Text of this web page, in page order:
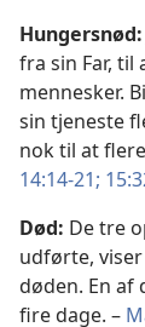
Hungersnød:
fra sin Far,
mennesker.
sin tjeneste
nok til at
14:14-21;
Død: De tre
udførte,
døden. En af
fire dage. –